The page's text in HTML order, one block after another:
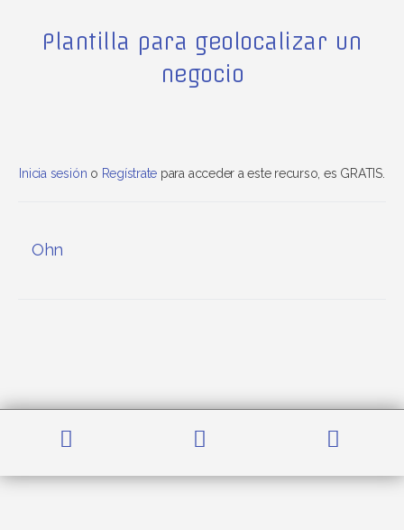
Plantilla para geolocalizar un
negocio
Inicia sesión o Regístrate para acceder a este recurso, es GRATIS.
Ohn